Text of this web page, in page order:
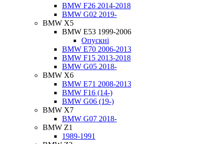
BMW F26 2014-2018
BMW G02 2019-
BMW X5
BMW E53 1999-2006
Опускні
BMW E70 2006-2013
BMW F15 2013-2018
BMW G05 2018-
BMW X6
BMW E71 2008-2013
BMW F16 (14-)
BMW G06 (19-)
BMW X7
BMW G07 2018-
BMW Z1
1989-1991